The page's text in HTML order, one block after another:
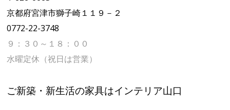
京都府宮津市獅子崎１１９－２
0772-22-3748
９：３０～１８：００
水曜定休（祝日は営業）
ご新築・新生活の家具はインテリア山口